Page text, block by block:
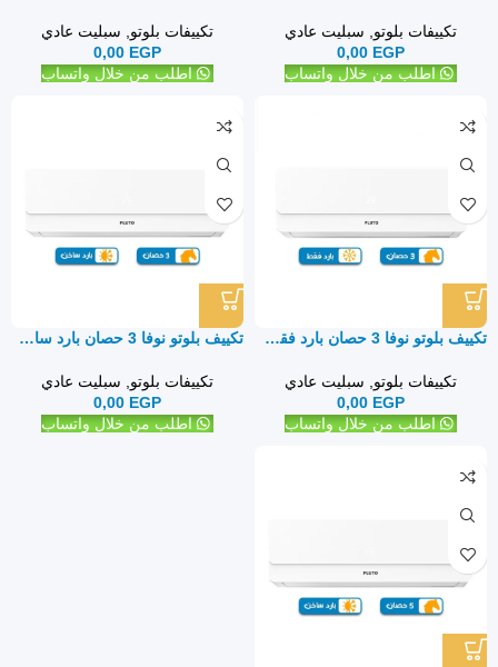
تكييفات بلوتو
سبليت عادي
0,00 EGP
اطلب من خلال واتساب
تكييفات بلوتو
سبليت عادي
0,00 EGP
اطلب من خلال واتساب
تكييف بلوتو نوفا 3 حصان بارد فقط – سبليت
تكييفات بلوتو
سبليت عادي
0,00 EGP
اطلب من خلال واتساب
تكييف بلوتو نوفا 3 حصان بارد ساخن – سبليت
تكييفات بلوتو
سبليت عادي
0,00 EGP
اطلب من خلال واتساب